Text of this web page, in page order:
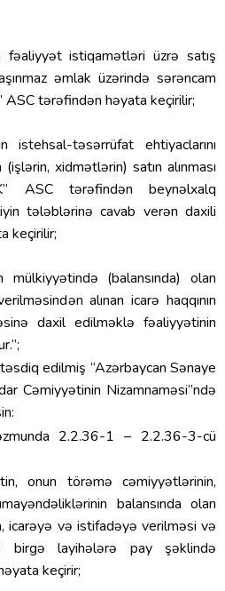
fəaliyyət istiqamətləri üzrə satış
əmlak üzərində sərəncam
tərəfindən həyata keçirilir;
istehsal-təsərrüfat ehtiyaclarını
xidmətlərin) satın alınması
ASC tərəfindən beynəlxalq
tələblərinə cavab verən daxili
keçirilir;
mülkiyyətində (balansında) olan
alınan icarə haqqının
daxil edilməklə fəaliyyətinin
edilmiş “Azərbaycan Sənaye
Cəmiyyətinin Nizamnaməsi”ndə
2.2.36-1 – 2.2.36-3-cü
onun törəmə cəmiyyətlərinin,
balansında olan
icarəyə və istifadəyə verilməsi və
birgə layihələrə pay şəklində
keçirir;